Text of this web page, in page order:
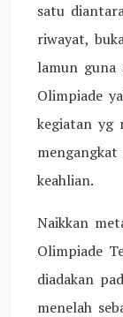
satu
riwayat,
lamun guna
Olimpiade
kegiatan yg
keahlian.
Naikkan
Olimpiade
diadakan
menelah